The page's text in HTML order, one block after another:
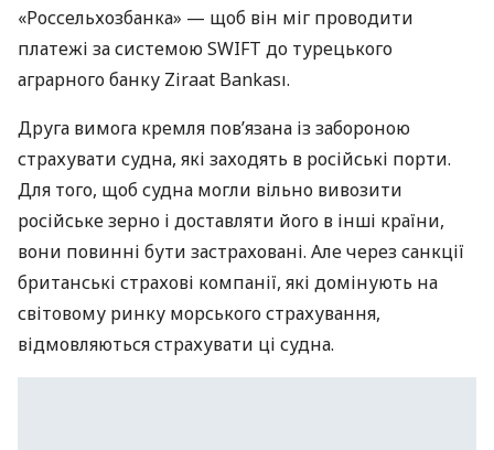
«Россельхозбанка» — щоб він міг проводити
платежі за системою SWIFT до турецького
аграрного банку Ziraat Bankası.
Друга вимога кремля пов’язана із забороною
страхувати судна, які заходять в російські порти.
Для того, щоб судна могли вільно вивозити
російське зерно і доставляти його в інші країни,
вони повинні бути застраховані. Але через санкції
британські страхові компанії, які домінують на
світовому ринку морського страхування,
відмовляються страхувати ці судна.